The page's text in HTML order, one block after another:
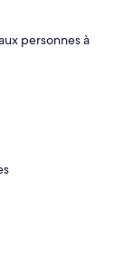
personnes à